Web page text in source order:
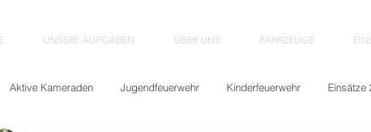
UNSERE AUFGABEN ÜBER UNS FAHRZEUGE
Aktive Kameraden Jugendfeuerwehr Kinderfeuerwehr Einsätze